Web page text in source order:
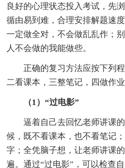
良好的心理状态投入考试，先
循由易到难，合理安排解题速
一定做全对，不会做乱乱作；
人不会做的我能做些。
正确的复习方法应按下列程
二看课本，三整笔记，四做作业
（1）“过电影”
逼着自己去回忆老师讲课的
候，既不看课本，也不看笔记
字；全凭脑子想，让老师讲课
遍。通过“过电影”，可以检查